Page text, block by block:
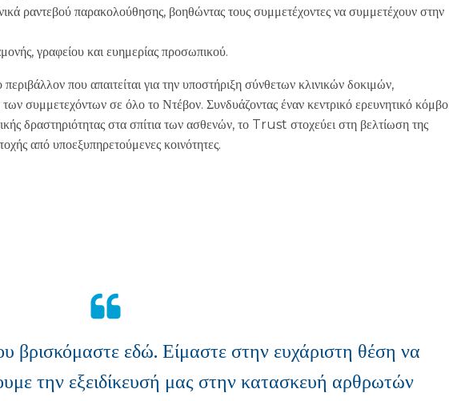
ραντεβού παρακολούθησης, βοηθώντας τους συμμετέχοντες να συμμετέχουν στην
γραφείου και ευημερίας προσωπικού.
που απαιτείται για την υποστήριξη σύνθετων κλινικών δοκιμών,
συμμετεχόντων σε όλο το Ντέβον. Συνδυάζοντας έναν κεντρικό ερευνητικό κόμβο
δραστηριότητας στα σπίτια των ασθενών, το Trust στοχεύει στη βελτίωση της
από υποεξυπηρετούμενες κοινότητες.
βρισκόμαστε εδώ. Είμαστε στην ευχάριστη θέση να
την εξειδίκευσή μας στην κατασκευή αρθρωτών